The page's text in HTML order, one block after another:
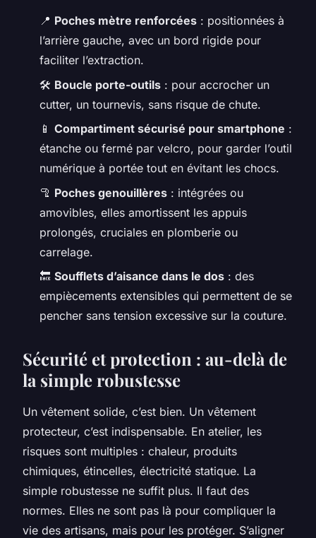
📍 Poches mètre renforcées : positionnées à
l’arrière gauche, avec un bord rigide pour
faciliter l’extraction.
🛠️ Boucle porte-outils : pour accrocher un
cutter, un tournevis, sans risque de chute.
📱 Compartiment sécurisé pour smartphone :
étanche ou fermé par velcro, pour garder l’outil
numérique à portée tout en évitant les chocs.
🦿 Poches genouillères : intégrées ou
amovibles, elles amortissent les appuis
prolongés, cruciales en plomberie ou
carrelage.
🔙 Soufflets d’aisance dans le dos : des
empiècements extensibles qui permettent de se
pencher sans tension excessive sur la couture.
Sécurité et protection : au-delà de
la simple robustesse
Un vêtement solide, c’est bien. Un vêtement
protecteur, c’est indispensable. En atelier, les
risques sont multiples : chaleur, produits
chimiques, étincelles, électricité statique. La
simple robustesse ne suffit plus. Il faut des
normes. Elles ne sont pas là pour compliquer la
vie des artisans, mais pour les protéger. S’aligner